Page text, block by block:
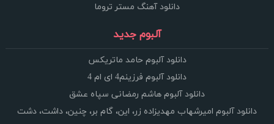
دانلود آهنگ مستر تروما
آلبوم جدید
دانلود آلبوم حامد ماتریکس
دانلود آلبوم فرزینم4 ای ام 4
دانلود آلبوم هاشم رمضانی سپاه عشق
دانلود آلبوم امیرشهاب مهدیزاده زر، این، گام بر، چنین، داشت، دشت